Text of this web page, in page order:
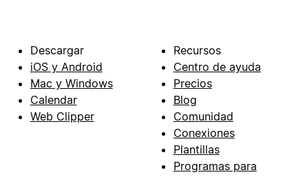
Descargar
iOS y Android
Mac y Windows
Calendar
Web Clipper
Recursos
Centro de ayuda
Precios
Blog
Comunidad
Conexiones
Plantillas
Programas para